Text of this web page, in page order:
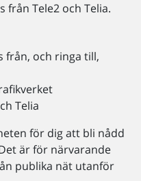
från Tele2 och Telia.
från, och ringa till,
Telia
för dig att bli nådd
är för närvarande
publika nät utanför